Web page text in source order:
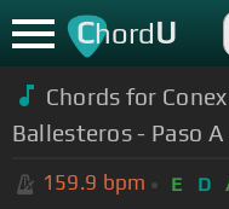
ChordU
Chords for
Ballesteros - Paso
159.9 bpm E D